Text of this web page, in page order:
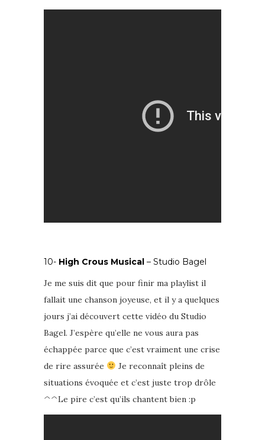
10- High Crous Musical – Studio Bagel
Je me suis dit que pour finir ma playlist il
fallait une chanson joyeuse, et il y a quelques
jours j’ai découvert cette vidéo du Studio
Bagel. J’espère qu’elle ne vous aura pas
échappée parce que c’est vraiment une crise
de rire assurée
Je reconnaît pleins de
situations évoquée et c’est juste trop drôle
^^Le pire c’est qu’ils chantent bien :p